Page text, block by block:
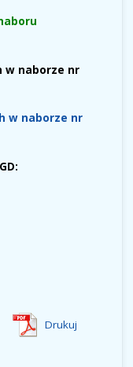
w naborze nr
w naborze nr
Drukuj